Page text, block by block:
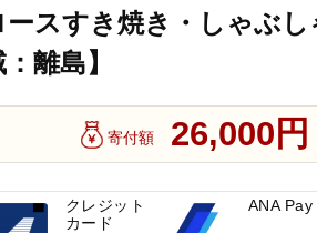
スすき焼き・しゃぶし
離島】
寄付額 26,000円
クレジット
カード
ANA Pay